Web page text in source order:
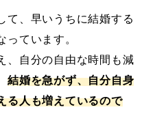
て、早いうちに結婚する
っています。
、自分の自由な時間も減
結婚を急がず、自分自身
る人も増えているので